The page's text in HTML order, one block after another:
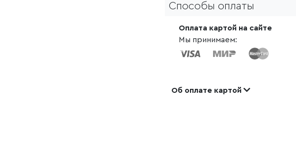
Способы оплаты
Оплата картой на сайте
Мы принимаем:
Об оплате картой